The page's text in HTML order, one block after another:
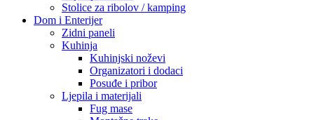
Stolice za ribolov / kamping
Dom i Enterijer
Zidni paneli
Kuhinja
Kuhinjski noževi
Organizatori i dodaci
Posuđe i pribor
Ljepila i materijali
Fug mase